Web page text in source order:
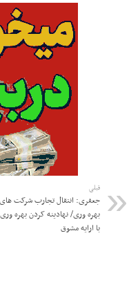
قبلی
جعفری: انتقال تجارب شرکت
بهره وری/ نهادینه کردن بهره
با ارایه مشوق